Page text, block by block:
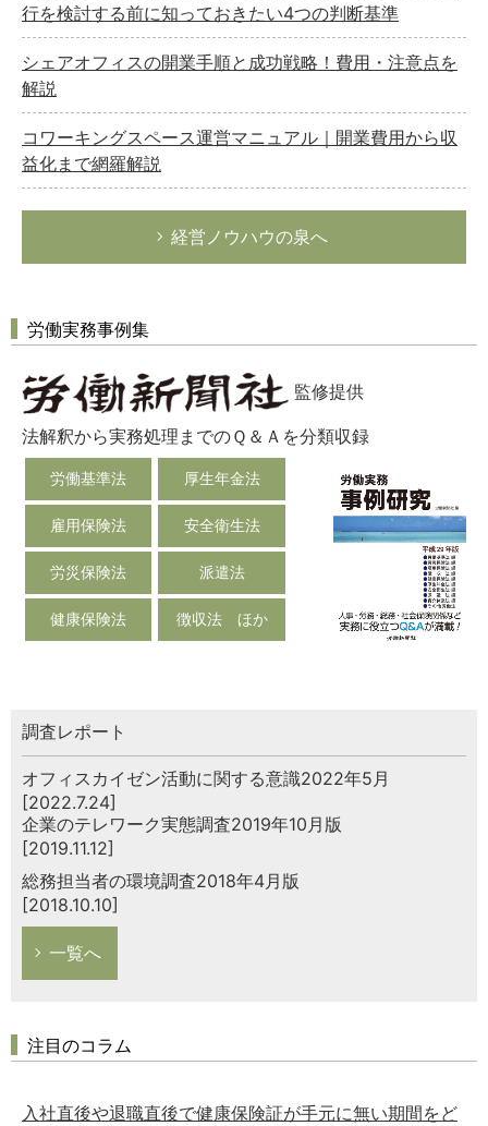
行を検討する前に知っておきたい4つの判断基準
シェアオフィスの開業手順と成功戦略！費用・注意点を
解説
コワーキングスペース運営マニュアル｜開業費用から収
益化まで網羅解説
経営ノウハウの泉へ
労働実務事例集
監修提供
法解釈から実務処理までのＱ＆Ａを分類収録
労働基準法 厚生年金法
雇用保険法 安全衛生法
労災保険法 派遣法
健康保険法 徴収法 ほか
調査レポート
オフィスカイゼン活動に関する意識2022年5月
[2022.7.24]
企業のテレワーク実態調査2019年10月版
[2019.11.12]
総務担当者の環境調査2018年4月版
[2018.10.10]
一覧へ
注目のコラム
入社直後や退職直後で健康保険証が手元に無い期間をど